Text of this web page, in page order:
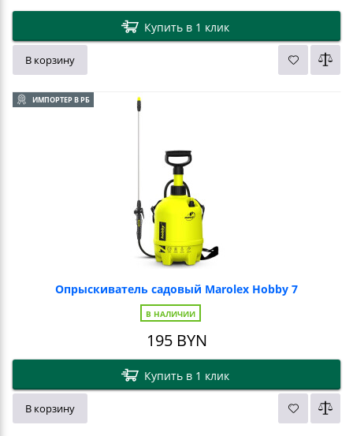
Купить в 1 клик
В корзину
ИМПОРТЕР В РБ
Опрыскиватель садовый Marolex Hobby 7
В НАЛИЧИИ
195BYN
Купить в 1 клик
В корзину